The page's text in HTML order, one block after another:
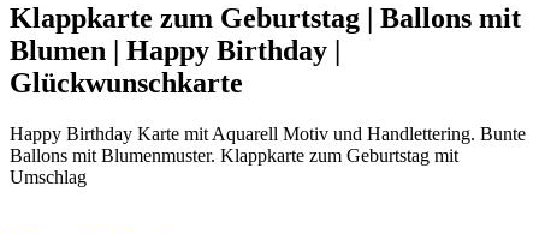
Klappkarte zum Geburtstag | Ballons mit
Blumen | Happy Birthday |
Glückwunschkarte
Happy Birthday Karte mit Aquarell Motiv und Handlettering. Bunte
Ballons mit Blumenmuster. Klappkarte zum Geburtstag mit
Umschlag